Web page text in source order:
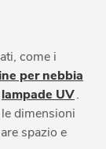
come i
per nebbia
lampade UV.
dimensioni
spazio e